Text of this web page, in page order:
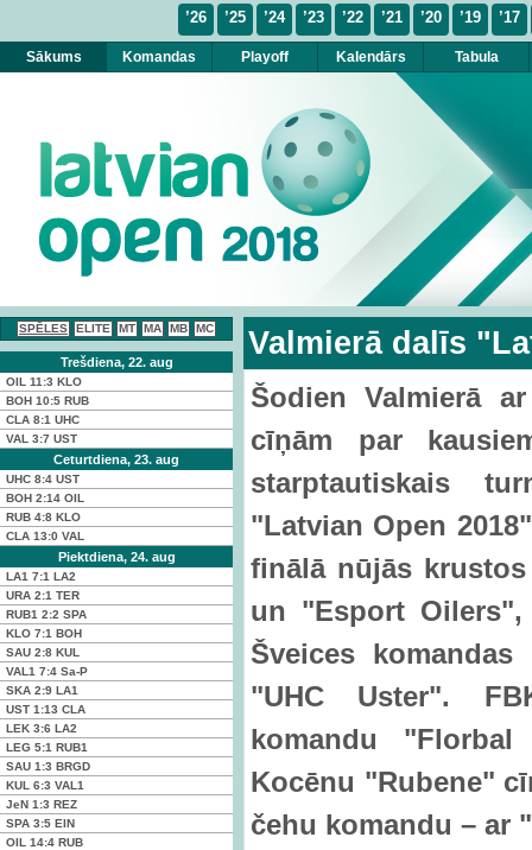
’17
’19
’20
’21
’22
’23
’24
’25
’26
Sākums Komandas Playoff Kalendārs Tabula
SPĒLES ELITE MT MA MB MC
Trešdiena, 22. aug
OIL 11:3 KLO
BOH 10:5 RUB
CLA 8:1 UHC
VAL 3:7 UST
Ceturtdiena, 23. aug
UHC 8:4 UST
BOH 2:14 OIL
RUB 4:8 KLO
CLA 13:0 VAL
Piektdiena, 24. aug
LA1 7:1 LA2
URA 2:1 TER
RUB1 2:2 SPA
KLO 7:1 BOH
SAU 2:8 KUL
VAL1 7:4 Sa-P
SKA 2:9 LA1
UST 1:13 CLA
LEK 3:6 LA2
LEG 5:1 RUB1
SAU 1:3 BRGD
KUL 6:3 VAL1
JeN 1:3 REZ
SPA 3:5 EIN
OIL 14:4 RUB
Valmierā dalīs
Šodien Valmierā
cīņām par
starptautiskais
"Latvian Open
finālā nūjās
un "Esport
Šveices
"UHC Uster".
komandu
Kocēnu "Rubene"
čehu komandu – ar